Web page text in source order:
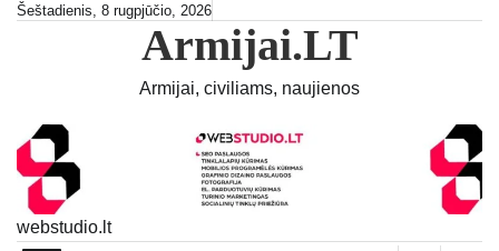
SkipŠeštadienis, 8 rugpjūčio, 2026
Armijai.LT
Armijai, civiliams, naujienos
webstudio.lt